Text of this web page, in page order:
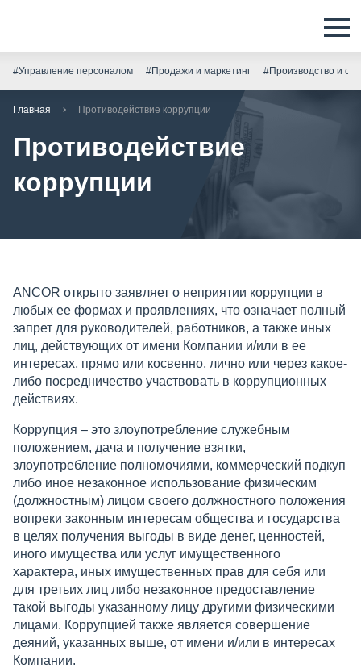
#Управление персоналом #Продажи и маркетинг #Производство и
Главная Противодействие коррупции
Противодействие
коррупции
ANCOR открыто заявляет о неприятии коррупции в
любых ее формах и проявлениях, что означает полный
запрет для руководителей, работников, а также иных
лиц, действующих от имени Компании и/или в ее
интересах, прямо или косвенно, лично или через какое-
либо посредничество участвовать в коррупционных
действиях.
Коррупция – это злоупотребление служебным
положением, дача и получение взятки,
злоупотребление полномочиями, коммерческий подкуп
либо иное незаконное использование физическим
(должностным) лицом своего должностного положения
вопреки законным интересам общества и государства
в целях получения выгоды в виде денег, ценностей,
иного имущества или услуг имущественного
характера, иных имущественных прав для себя или
для третьих лиц либо незаконное предоставление
такой выгоды указанному лицу другими физическими
лицами. Коррупцией также является совершение
деяний, указанных выше, от имени и/или в интересах
Компании.